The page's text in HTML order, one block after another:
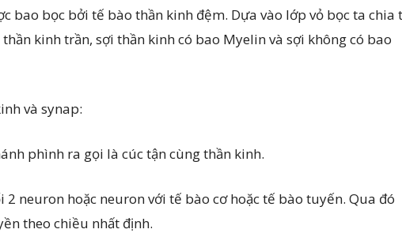
bao bọc bởi tế bào thần kinh đệm. Dựa vào lớp vỏ bọc ta chia
kinh trần, sợi thần kinh có bao Myelin và sợi không có bao
và synap:
phình ra gọi là cúc tận cùng thần kinh.
2 neuron hoặc neuron với tế bào cơ hoặc tế bào tuyến. Qua đó
theo chiều nhất định.